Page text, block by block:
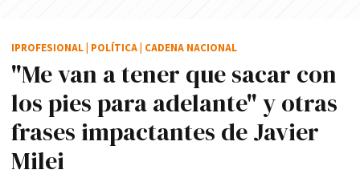
"Me van a tener que sacar con
los pies para adelante" y otras
frases impactantes de Javier
Milei
IPROFESIONAL POLÍTICA CADENA NACIONAL